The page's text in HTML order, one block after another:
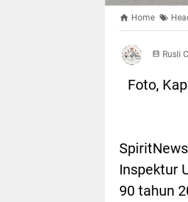
Home
Rusli
Foto,
Inspektur
90 tahun